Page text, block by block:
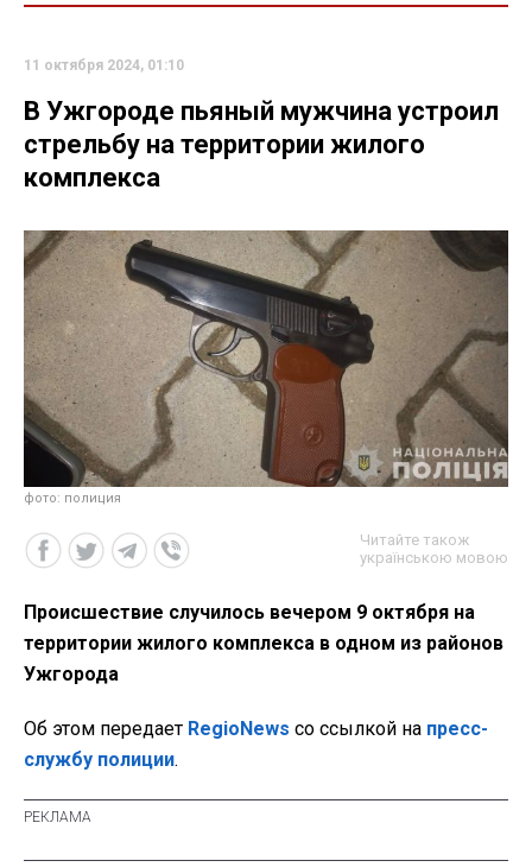
11 октября 2024, 01:10
В Ужгороде пьяный мужчина устроил
стрельбу на территории жилого
комплекса
фото: полиция
Читайте також
українською мовою
Происшествие случилось вечером 9 октября на
территории жилого комплекса в одном из районов
Ужгорода
Об этом передает RegioNews со ссылкой на пресс-
службу полиции.